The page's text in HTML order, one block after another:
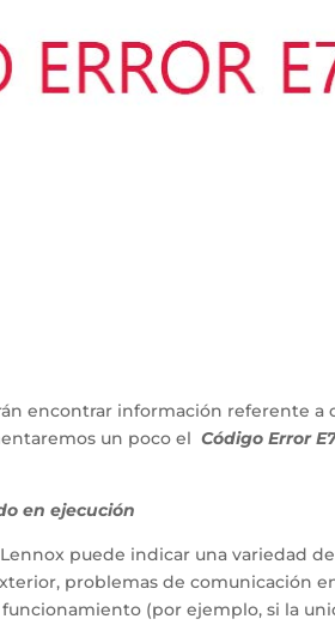
encontrar información referente a
un poco elCódigo Error
en ejecución
puede indicar una variedad
problemas de comunicación
(por ejemplo, si la